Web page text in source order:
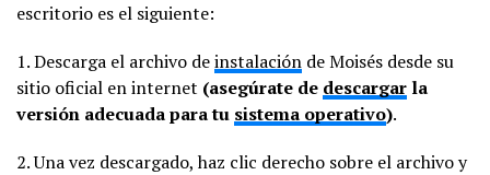
escritorio es el siguiente:
1. Descarga el archivo deinstalación de Moisés desde su
sitio oficial en internet (asegúrate de descargar la
versión adecuada para tu sistema operativo).
2. Una vez descargado, haz clic derecho sobre el archivo y